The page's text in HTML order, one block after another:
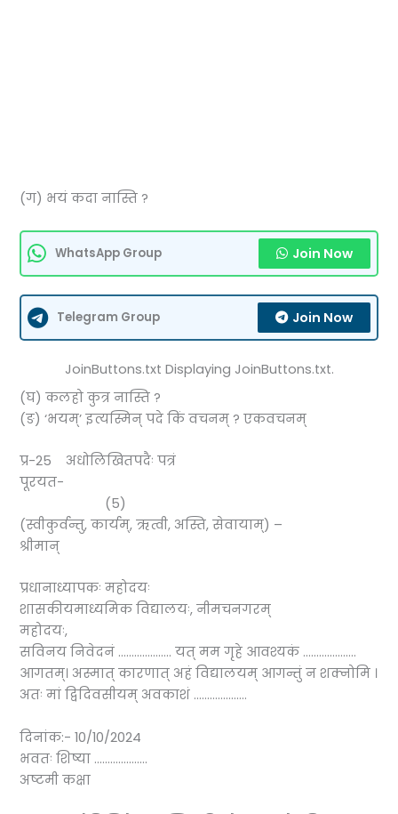
(ग) भयं कदा नास्ति ?
WhatsApp Group Join Now
Telegram Group Join Now
JoinButtons.txt Displaying JoinButtons.txt.
(घ) कलहो कुत्र नास्ति ?
(ङ) ‘भयम्’ इत्यस्मिन् पदे किं वचनम् ? एकवचनम्
प्र-25 अधोलिखितपदैः पत्रं
पूरयत-
(5)
(स्वीकुर्वन्तु, कार्यम्, ऋत्वी, अस्ति, सेवायाम्) –
श्रीमान्
प्रधानाध्यापकः महोदयः
शासकीयमाध्यमिक विद्यालयः, नीमचनगरम्
महोदयः,
सविनय निवेदनं ……………….. यत् मम गृहे आवश्यकं ………………..
आगतम्। अस्मात् कारणात् अहं विद्यालयम् आगन्तुं न शक्नोमि ।
अतः मां द्विदिवसीयम् अवकाशं ………………..
दिनांक:- 10/10/2024
भवतः शिष्या ………………..
अष्टमी कक्षा